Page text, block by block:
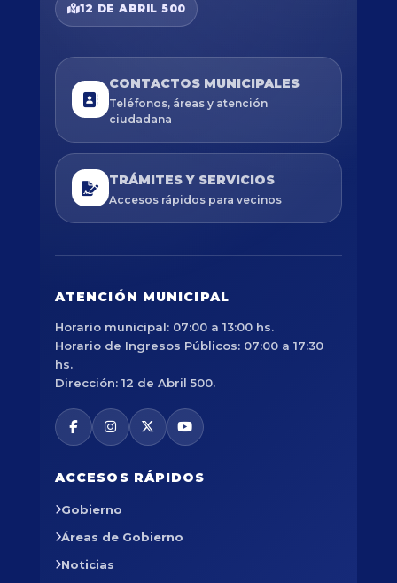
12 DE ABRIL 500
CONTACTOS MUNICIPALES
Teléfonos, áreas y atención
ciudadana
TRÁMITES Y SERVICIOS
Accesos rápidos para vecinos
ATENCIÓN MUNICIPAL
Horario municipal: 07:00 a 13:00 hs.
Horario de Ingresos Públicos: 07:00 a 17:30
hs.
Dirección: 12 de Abril 500.
ACCESOS RÁPIDOS
Gobierno
Áreas de Gobierno
Noticias